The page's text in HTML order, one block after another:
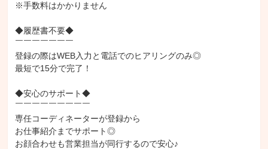
※手数料はかかりません
◆履歴書不要◆
￣￣￣￣￣￣￣
登録の際はWEB入力と電話でのヒアリングのみ◎
最短で15分で完了！
◆安心のサポート◆
￣￣￣￣￣￣￣￣￣
専任コーディネーターが登録から
お仕事紹介までサポート◎
お顔合わせも営業担当が同行するので安心♪